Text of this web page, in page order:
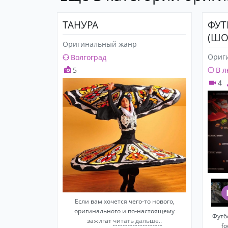
ТАНУРА
Оригинальный жанр
Волгоград
5
Если вам хочется чего-то нового,
оригинального и по-настоящему
зажигат читать дальше..
В
4